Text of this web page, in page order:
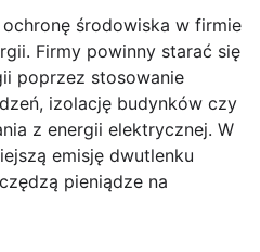
środowiska w firmie
Firmy powinny starać się
poprzez stosowanie
izolację budynków czy
z energii elektrycznej. W
emisję dwutlenku
pieniądze na